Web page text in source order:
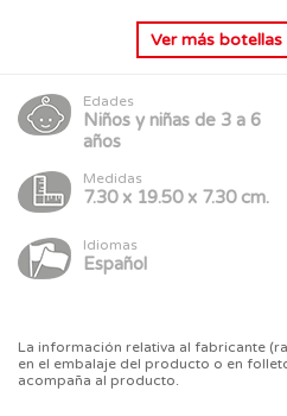
Ver más botellas
Edades
Niños y niñas de 3 a 6
años
Medidas
7.30 x 19.50 x 7.30 cm.
Idiomas
Español
La información relativa al fabricante
en el embalaje del producto o en
acompaña al producto.